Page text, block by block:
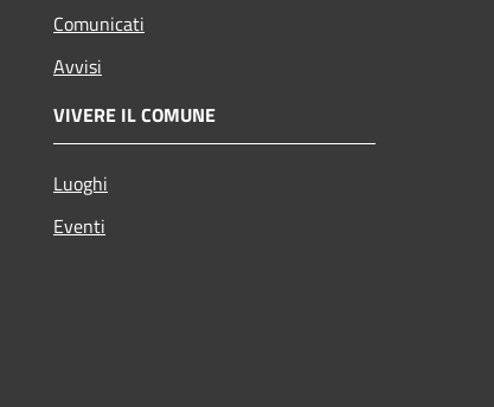
Comunicati
Avvisi
VIVERE IL COMUNE
Luoghi
Eventi